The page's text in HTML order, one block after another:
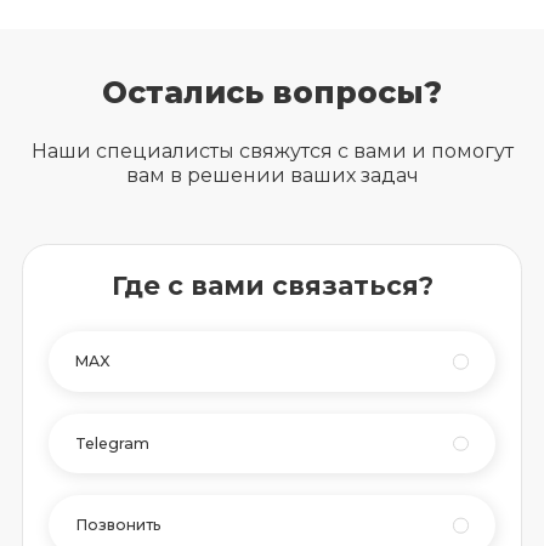
Остались вопросы?
Наши специалисты свяжутся с вами и помогут
вам в решении ваших задач
Где с вами связаться?
MAX
Telegram
Позвонить